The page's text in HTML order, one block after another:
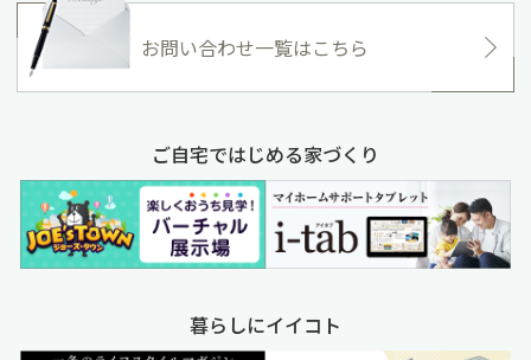
お問い合わせ一覧はこちら
ご自宅ではじめる家づくり
暮らしにイイコト